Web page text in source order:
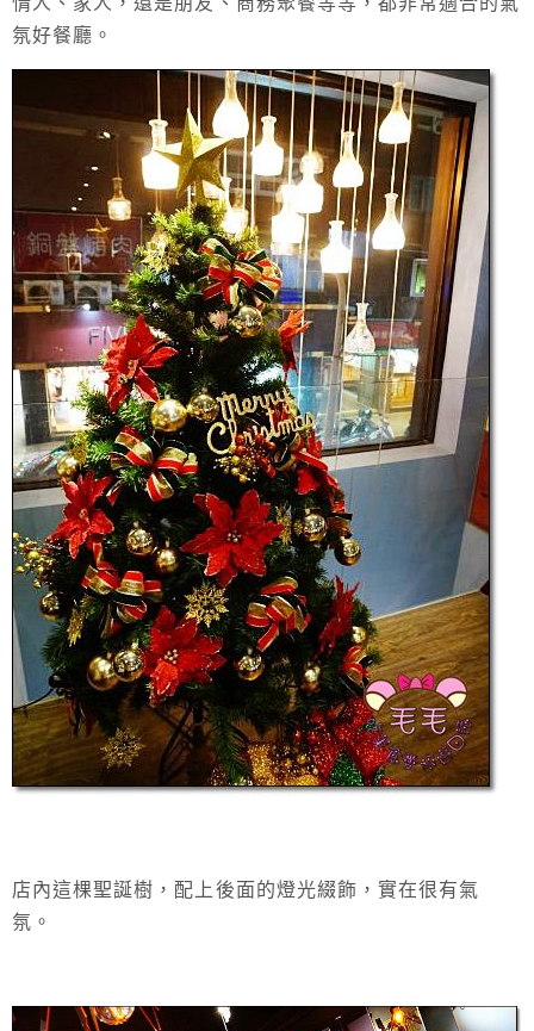
氛好餐廳。
店內這棵聖誕樹，配上後面的燈光綴飾，實在很有氣
氛。